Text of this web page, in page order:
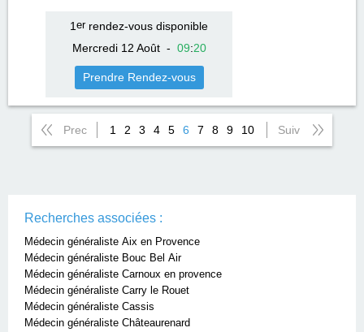
1 errendez-vous disponible
Mercredi 12 Août- 09:20
Prendre Rendez-vous
Prec 1 2 3 4 5 6 7 8 9 10 Suiv
Recherches associées :
Médecin généraliste Aix en Provence
Médecin généraliste Bouc Bel Air
Médecin généraliste Carnoux en provence
Médecin généraliste Carry le Rouet
Médecin généraliste Cassis
Médecin généraliste Châteaurenard